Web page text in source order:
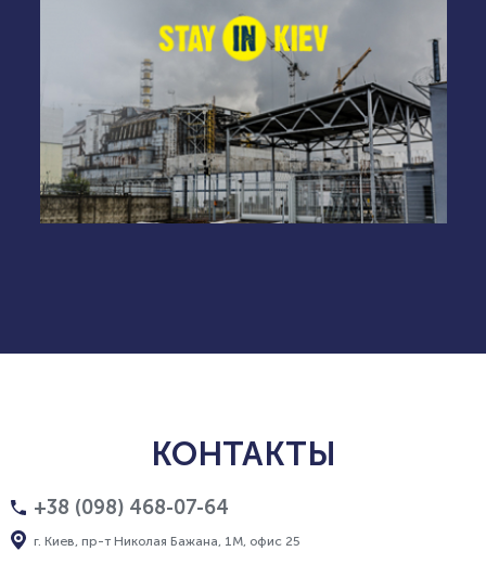
КОНТАКТЫ
+38 (098) 468-07-64
г. Киев, пр-т Николая Бажана, 1М, офис 25